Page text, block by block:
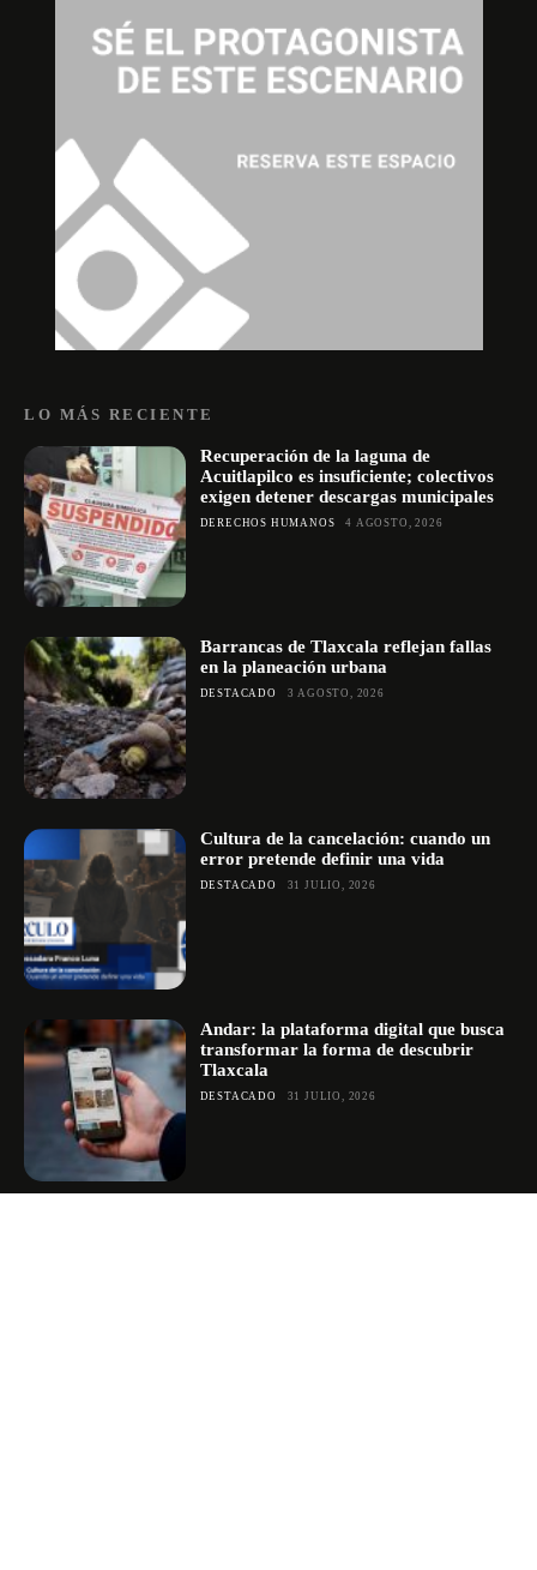
LO MÁS RECIENTE
Recuperación de la laguna de
Acuitlapilco es insuficiente; colectivos
exigen detener descargas municipales
DERECHOS HUMANOS 4 AGOSTO, 2026
Barrancas de Tlaxcala reflejan fallas
en la planeación urbana
DESTACADO 3 AGOSTO, 2026
Cultura de la cancelación: cuando un
error pretende definir una vida
DESTACADO 31 JULIO, 2026
Andar: la plataforma digital que busca
transformar la forma de descubrir
Tlaxcala
DESTACADO 31 JULIO, 2026